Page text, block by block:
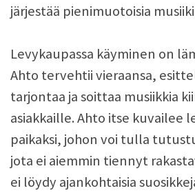
järjestää pienimuotoisia
Levykaupassa käyminen on
Ahto tervehtii vieraansa,
tarjontaa ja soittaa musiikkia
asiakkaille. Ahto itse kuvailee
paikaksi, johon voi tulla
jota ei aiemmin tiennyt
ei löydy ajankohtaisia